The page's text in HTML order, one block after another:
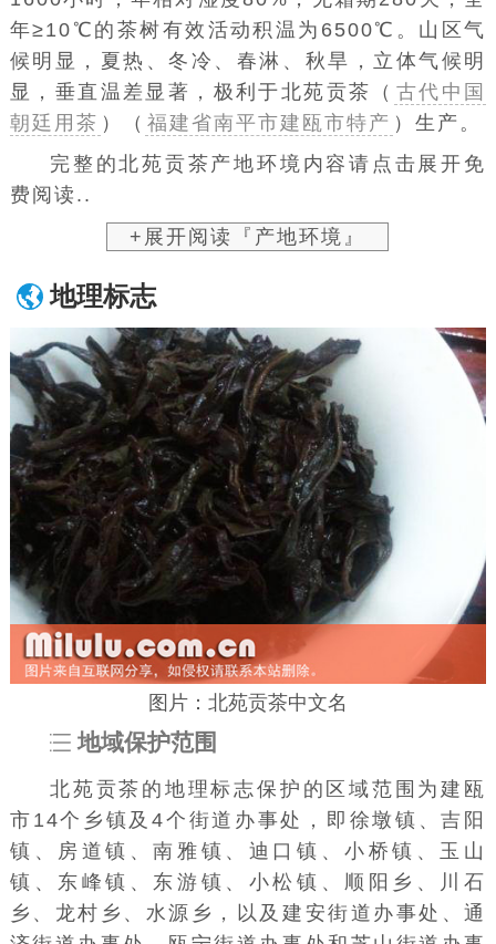
年≥10℃的茶树有效活动积温为6500℃。山区气
候明显，夏热、冬冷、春淋、秋旱，立体气候明
显，垂直温差显著，极利于北苑贡茶（ 古代中国
朝廷用茶 ）（ 福建省南平市建瓯市特产 ）生产。
完整的北苑贡茶产地环境内容请点击展开免
费阅读..
+展开阅读『产地环境』
地理标志
图片：北苑贡茶中文名
地域保护范围
北苑贡茶的地理标志保护的区域范围为建瓯
市14个乡镇及4个街道办事处，即 徐墩镇 、吉阳
镇、 房道镇 、南雅镇、迪口镇、小桥镇、玉山
镇、东峰镇、东游镇、小松镇、顺阳乡、川石
乡、龙村乡、水源乡，以及建安街道办事处、通